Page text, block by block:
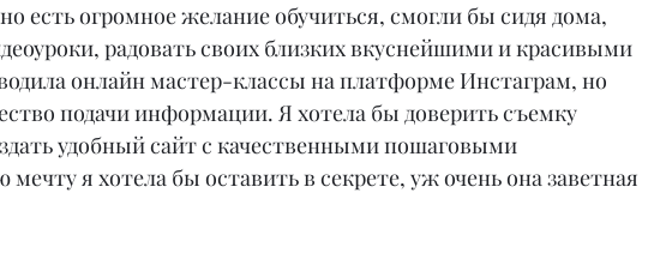
есть огромное желание обучиться, смогли бы сидя дома,
радовать своих близких вкуснейшими и красивыми
онлайн мастер-классы на платформе Инстаграм, но
подачи информации. Я хотела бы доверить съемку
удобный сайт с качественными пошаговыми
я хотела бы оставить в секрете, уж очень она заветная